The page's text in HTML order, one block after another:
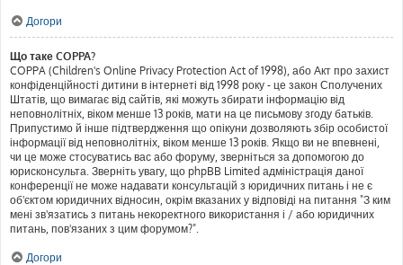
Догори
Що таке COPPA?
COPPA (Children's Online Privacy Protection Act of 1998), або Акт про захист
конфіденційності дитини в інтернеті від 1998 року - це закон Сполучених
Штатів, що вимагає від сайтів, які можуть збирати інформацію від
неповнолітніх, віком менше 13 років, мати на це письмову згоду батьків.
Припустимо й інше підтвердження що опікуни дозволяють збір особистої
інформації від неповнолітніх, віком менше 13 років. Якщо ви не впевнені,
чи це може стосуватись вас або форуму, зверніться за допомогою до
юрисконсульта. Зверніть увагу, що phpBB Limited адміністрація даної
конференції не може надавати консультацій з юридичних питань і не є
об'єктом юридичних відносин, окрім вказаних у відповіді на питання "З ким
мені зв'язатись з питань некоректного використання і / або юридичних
питань, пов'язаних з цим форумом?".
Догори